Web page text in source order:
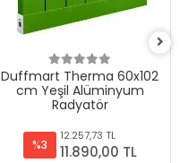
Duffmart Therma 60x102
cm Yeşil Alüminyum
Radyatör
%3
12.257,73 TL
11.890,00 TL